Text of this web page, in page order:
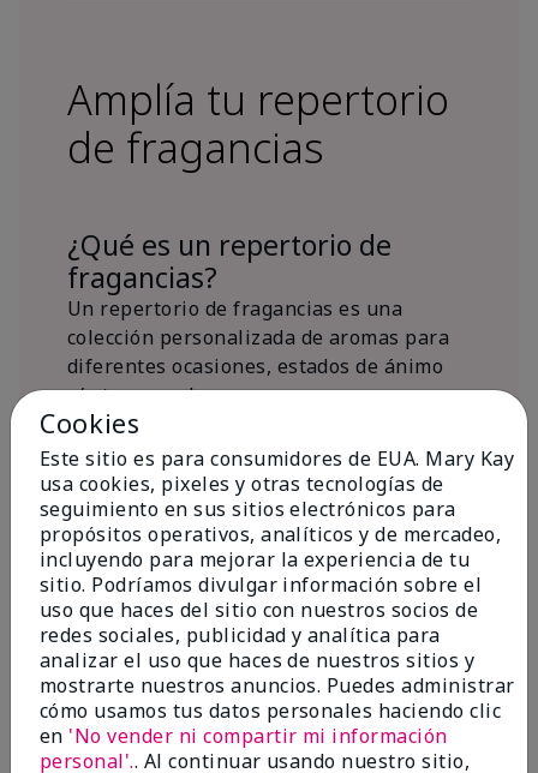
Amplía tu repertorio
de fragancias
¿Qué es un repertorio de
fragancias?
Un repertorio de fragancias es una
colección personalizada de aromas para
diferentes ocasiones, estados de ánimo
y/o temporadas.
¿Dónde encaja la fragancia Mary
Kay® True Optimism™ Eau de
Parfum?
Inspiración de la
fragancia
Sobre Mary Kay® True Optimism™
Cookies
Este sitio es para consumidores de EUA. Mary Kay
usa cookies, pixeles y otras tecnologías de
seguimiento en sus sitios electrónicos para
propósitos operativos, analíticos y de mercadeo,
incluyendo para mejorar la experiencia de tu
sitio. Podríamos divulgar información sobre el
uso que haces del sitio con nuestros socios de
redes sociales, publicidad y analítica para
analizar el uso que haces de nuestros sitios y
mostrarte nuestros anuncios. Puedes administrar
cómo usamos tus datos personales haciendo clic
en 'No vender ni compartir mi información
personal'.. Al continuar usando nuestro sitio,